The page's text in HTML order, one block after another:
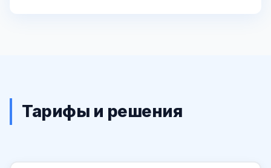
Тарифы и решения